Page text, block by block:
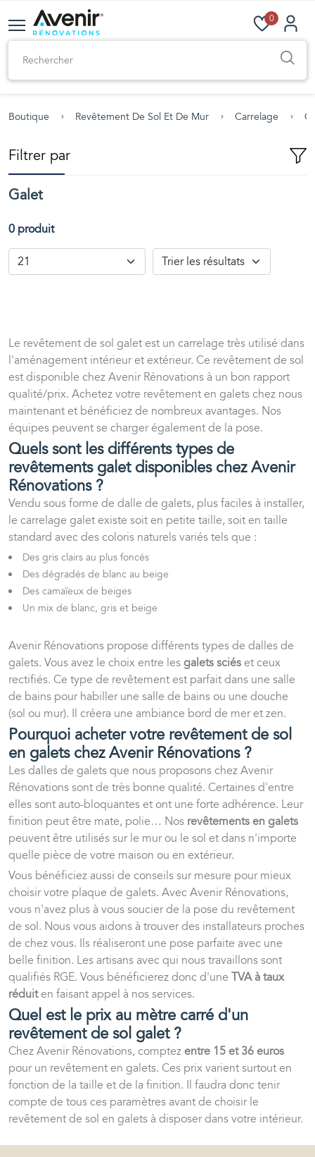
0
Boutique Revêtement De Sol Et De Mur Carrelage
Filtrer par
Galet
0 produit
Le revêtement de sol galet est un carrelage très utilisé dans
l'aménagement intérieur et extérieur. Ce revêtement de sol
est disponible chez Avenir Rénovations à un bon rapport
qualité/prix. Achetez votre revêtement en galets chez nous
maintenant et bénéficiez de nombreux avantages. Nos
équipes peuvent se charger également de la pose.
Quels sont les différents types de
revêtements galet disponibles chez Avenir
Rénovations ?
Vendu sous forme de dalle de galets, plus faciles à installer,
le carrelage galet existe soit en petite taille, soit en taille
standard avec des coloris naturels variés tels que :
Des gris clairs au plus foncés
Des dégradés de blanc au beige
Des camaïeux de beiges
Un mix de blanc, gris et beige
Avenir Rénovations propose différents types de dalles de
galets. Vous avez le choix entre lesgalets sciéset ceux
rectifiés. Ce type de revêtement est parfait dans une salle
de bains pour habiller une salle de bains ou une douche
(sol ou mur). Il créera une ambiance bord de mer et zen.
Pourquoi acheter votre revêtement de sol
en galets chez Avenir Rénovations ?
Les dalles de galets que nous proposons chez Avenir
Rénovations sont de très bonne qualité. Certaines d'entre
elles sont auto-bloquantes et ont une forte adhérence. Leur
finition peut être mate, polie… Nos revêtements en galets
peuvent être utilisés sur le mur ou le sol et dans n'importe
quelle pièce de votre maison ou en extérieur.
Vous bénéficiez aussi de conseils sur mesure pour mieux
choisir votre plaque de galets. Avec Avenir Rénovations,
vous n'avez plus à vous soucier de la pose du revêtement
de sol. Nous vous aidons à trouver des installateurs proches
de chez vous. Ils réaliseront une pose parfaite avec une
belle finition. Les artisans avec qui nous travaillons sont
qualifiés RGE. Vous bénéficierez donc d'une TVA à taux
réduiten faisant appel à nos services.
Quel est le prix au mètre carré d'un
revêtement de sol galet ?
Chez Avenir Rénovations, comptezentre 15 et 36 euros
pour un revêtement en galets. Ces prix varient surtout en
fonction de la taille et de la finition. Il faudra donc tenir
compte de tous ces paramètres avant de choisir le
revêtement de sol en galets à disposer dans votre intérieur.